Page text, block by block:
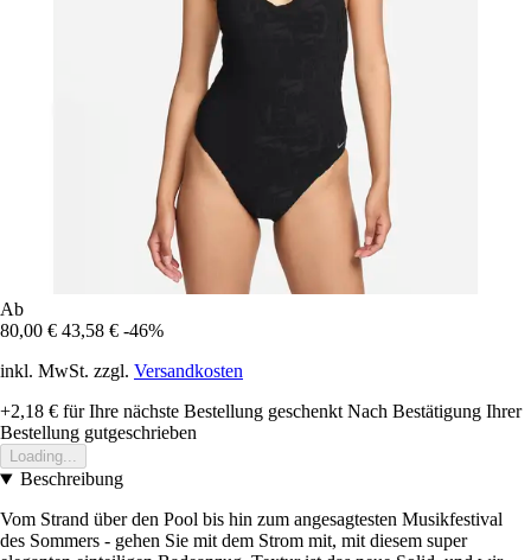
Ab
80,00 € 43,58 € -46%
inkl. MwSt. zzgl. Versandkosten
+2,18 € für Ihre nächste Bestellung geschenkt Nach Bestätigung Ihrer
Bestellung gutgeschrieben
Loading...
Beschreibung
Vom Strand über den Pool bis hin zum angesagtesten Musikfestival
des Sommers - gehen Sie mit dem Strom mit, mit diesem super